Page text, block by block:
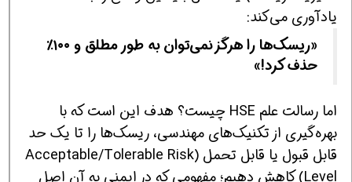
یادآوری می‌کند:
«ریسک‌ها را هرگز نمی‌توان به طور مطلق و ۱۰۰٪
حذف کرد!»
اما رسالت علم HSE چیست؟ هدف این است که با
بهره‌گیری از تکنیک‌های مهندسی، ریسک‌ها را تا یک حد
قابل قبول یا قابل تحمل (Acceptable/Tolerable Risk
Level) کاهش دهیم؛ مفهومی که در ایمنی به آن اصل